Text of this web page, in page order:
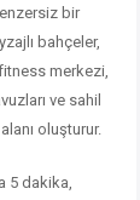
bir
bahçeler,
merkezi,
ve sahil
oluşturur.
5 dakika,